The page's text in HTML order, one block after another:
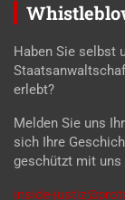
Haben Sie selbst
erlebt?
Melden Sie uns
sich Ihre
geschützt mit uns
inside-